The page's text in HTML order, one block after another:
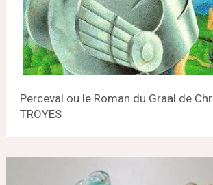
Perceval ou le Roman du Graal de
TROYES